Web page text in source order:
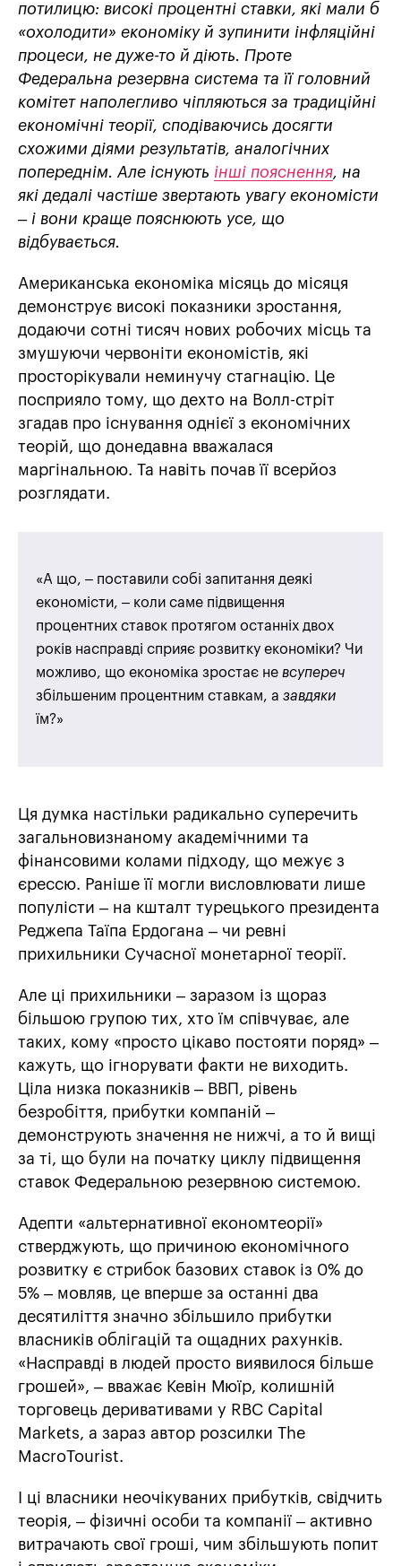
потилицю: високі процентні ставки, які мали б
«охолодити» економіку й зупинити інфляційні
процеси, не дуже-то й діють. Проте
Федеральна резервна система та її головний
комітет наполегливо чіпляються за традиційні
економічні теорії, сподіваючись досягти
схожими діями результатів, аналогічних
попереднім. Але існують інші пояснення, на
які дедалі частіше звертають увагу економісти
– і вони краще пояснюють усе, що
відбувається.
Американська економіка місяць до місяця
демонструє високі показники зростання,
додаючи сотні тисяч нових робочих місць та
змушуючи червоніти економістів, які
просторікували неминучу стагнацію. Це
посприяло тому, що дехто на Волл-стріт
згадав про існування однієї з економічних
теорій, що донедавна вважалася
маргінальною. Та навіть почав її всерйоз
розглядати.
«А що, – поставили собі запитання деякі
економісти, – коли саме підвищення
процентних ставок протягом останніх двох
років насправді сприяє розвитку економіки? Чи
можливо, що економіка зростає не всупереч
збільшеним процентним ставкам, а завдяки
їм?»
Ця думка настільки радикально суперечить
загальновизнаному академічними та
фінансовими колами підходу, що межує з
єрессю. Раніше її могли висловлювати лише
популісти – на кшталт турецького президента
Реджепа Таїпа Ердогана – чи ревні
прихильники Сучасної монетарної теорії.
Але ці прихильники – заразом із щораз
більшою групою тих, хто їм співчуває, але
таких, кому «просто цікаво постояти поряд» –
кажуть, що ігнорувати факти не виходить.
Ціла низка показників – ВВП, рівень
безробіття, прибутки компаній –
демонструють значення не нижчі, а то й вищі
за ті, що були на початку циклу підвищення
ставок Федеральною резервною системою.
Адепти «альтернативної економтеорії»
стверджують, що причиною економічного
розвитку є стрибок базових ставок із 0% до
5% – мовляв, це вперше за останні два
десятиліття значно збільшило прибутки
власників облігацій та ощадних рахунків.
«Насправді в людей просто виявилося більше
грошей», – вважає Кевін Мюїр, колишній
торговець деривативами у RBC Capital
Markets, а зараз автор розсилки The
MacroTourist.
І ці власники неочікуваних прибутків, свідчить
теорія, – фізичні особи та компанії – активно
витрачають свої гроші, чим збільшують попит